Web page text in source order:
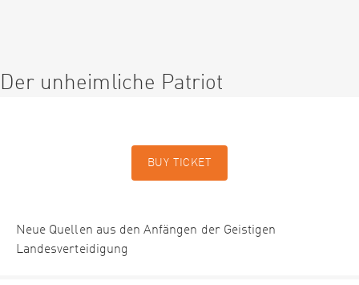
Der unheimliche Patriot
BUY TICKET
Neue Quellen aus den Anfängen der Geistigen
Landesverteidigung